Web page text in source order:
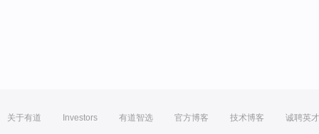
关于有道 Investors 有道智选 官方博客 技术博客 诚聘英才